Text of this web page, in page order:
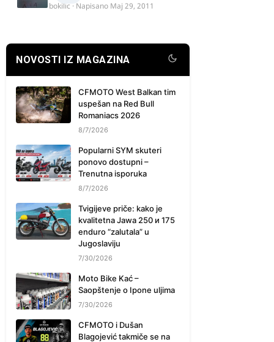
bokilic · Napisano Maj 29, 2011
NOVOSTI IZ MAGAZINA
CFMOTO West Balkan tim
uspešan na Red Bull
Romaniacs 2026
8/7/2026
Popularni SYM skuteri
ponovo dostupni –
Trenutna isporuka
8/7/2026
Tvigijeve priče: kako je
kvalitetna Jawa 250 и 175
enduro “zalutala” u
Jugoslaviju
7/30/2026
Moto Bike Kać –
Saopštenje o Ipone uljima
7/30/2026
CFMOTO i Dušan
Blagojević takmiče se na